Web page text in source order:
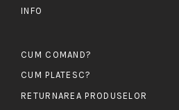
INFO
CUM COMAND?
CUM PLATESC?
RETURNAREA PRODUSELOR